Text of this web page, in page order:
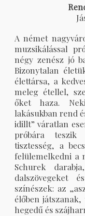
A német
muzsikálással
négy zenész jó
Bizonytalan
élettársa, a
meleg étellel,
őket haza.
lakásukban rend
idillt” váratlan
próbára teszik
tisztesség, a
felülemelkedni a
Schurek
dalszövegeket
színészek: az
élőben
hegedű és